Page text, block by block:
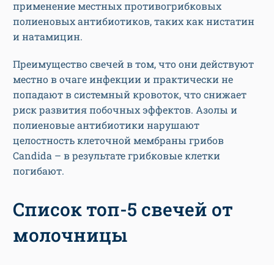
применение местных противогрибковых
полиеновых антибиотиков, таких как нистатин
и натамицин.
Преимущество свечей в том, что они действуют
местно в очаге инфекции и практически не
попадают в системный кровоток, что снижает
риск развития побочных эффектов. Азолы и
полиеновые антибиотики нарушают
целостность клеточной мембраны грибов
Candida – в результате грибковые клетки
погибают.
Список топ-5 свечей от
молочницы